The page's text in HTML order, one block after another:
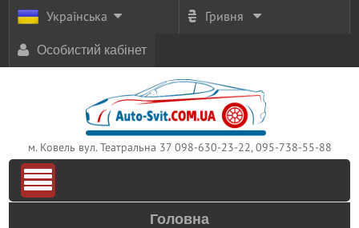
Українська Гривня
Особистий кабінет
м. Ковель вул. Театральна 37 098-630-23-22, 095-738-55-88
Головна